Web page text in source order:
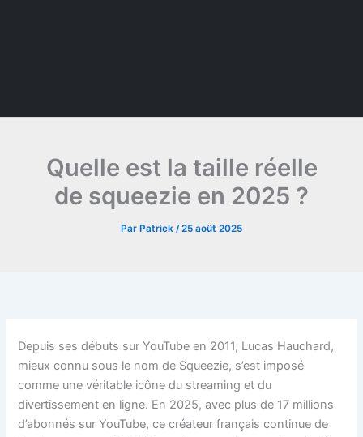
Quelle est la taille réelle
de squeezie en 2025 ?
Par Patrick /25 août 2025
Depuis ses débuts sur YouTube en 2011, Lucas Hauchard,
mieux connu sous le nom de Squeezie, s’est imposé
comme une véritable icône du streaming et du
divertissement en ligne. En 2025, avec plus de 17 millions
d’abonnés sur YouTube, ce créateur français continue de